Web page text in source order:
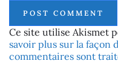
Ce site utilise Akismet
savoir plus sur la façon
commentaires sont